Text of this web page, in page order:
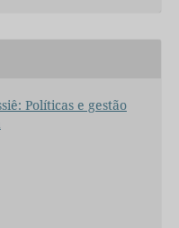
Políticas e gestão